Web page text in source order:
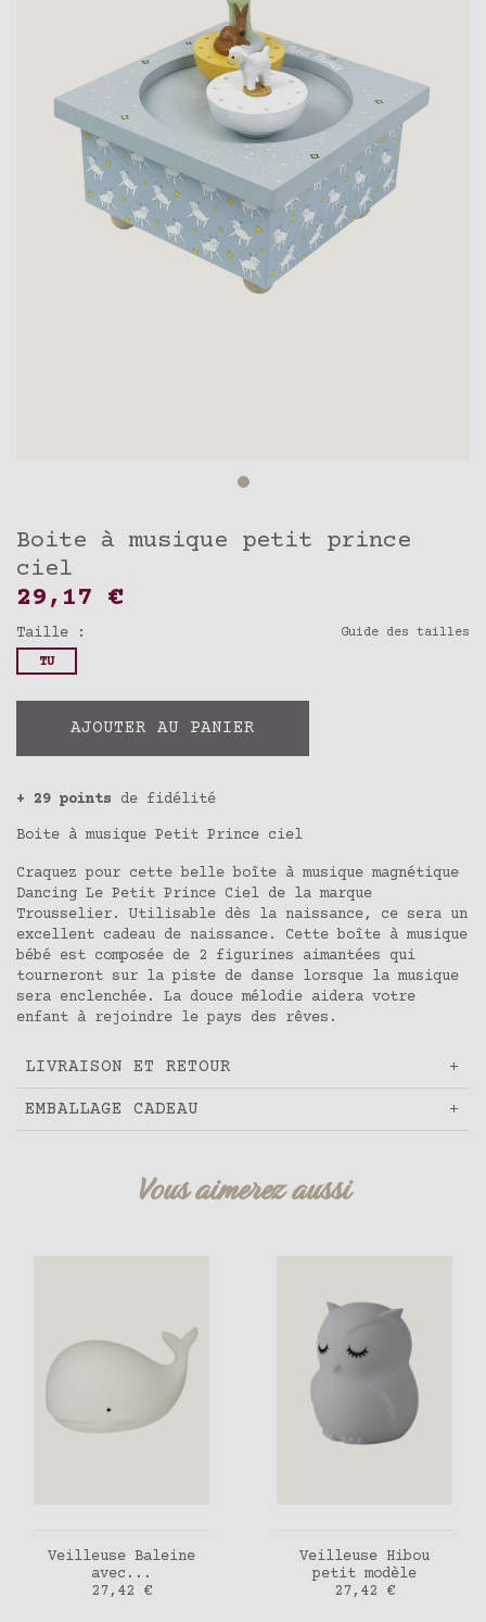
Boite à musique petit prince
ciel
29,17 €
Taille : Guide des tailles
TU
AJOUTER AU PANIER
+ 29 points de fidélité
Boite à musique Petit Prince ciel
Craquez pour cette belle boîte à musique magnétique
Dancing Le Petit Prince Ciel de la marque
Trousselier. Utilisable dès la naissance, ce sera un
excellent cadeau de naissance. Cette boîte à musique
bébé est composée de 2 figurines aimantées qui
tourneront sur la piste de danse lorsque la musique
sera enclenchée. La douce mélodie aidera votre
enfant à rejoindre le pays des rêves.
LIVRAISON ET RETOUR
EMBALLAGE CADEAU
Vous aimerez aussi
AJOUTER AU PANIER
Veilleuse Baleine
avec...
Prix
27,42 €
AJOUTER AU PANIER
Veilleuse Hibou
petit modèle
Prix
27,42 €